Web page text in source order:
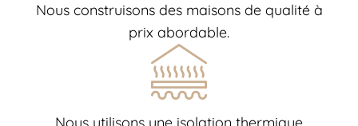
Nous construisons des maisons de qualité à
prix abordable.